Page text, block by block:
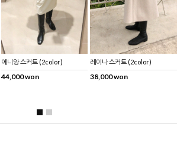
에니앙 스커트 (2color)
44,000 won
레이나 스커트 (2color)
38,000 won